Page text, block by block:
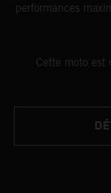
performances
Cette moto est